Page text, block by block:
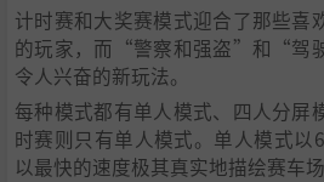
计时赛和大奖赛模式迎合了那些喜
的玩家，而“警察和强盗”和“驾
令人兴奋的新玩法。
每种模式都有单人模式、四人分屏
时赛则只有单人模式。单人模式以
以最快的速度极其真实地描绘赛车场